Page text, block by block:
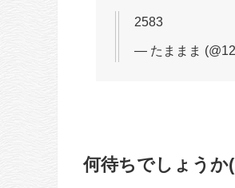
2583
— たままま
何待ちでしょうか